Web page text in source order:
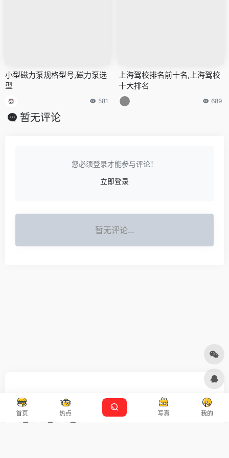
小型磁力泵规格型号,磁力泵选
型
581
上海驾校排名前十名,上海驾校
十大排名
689
暂无评论
您必须登录才能参与评论！
立即登录
暂无评论...
首页 热点 写真 我的
友链申请 免责声明 广告合作 设计师导航